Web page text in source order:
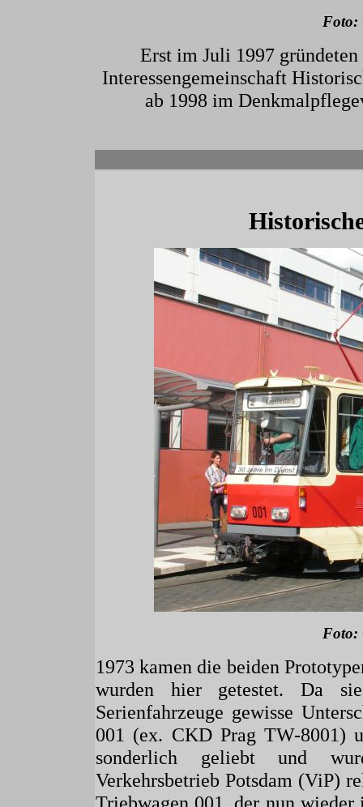
Foto:
Erst im Juli 1997
Interessengemeinschaft
ab 1998 im
Foto:
1973 kamen die beiden
wurden hier getestet. Da
Serienfahrzeuge gewisse
001 (ex. CKD Prag TW-8001)
sonderlich geliebt und
Verkehrsbetrieb Potsdam (ViP)
Triebwagen 001, der nun